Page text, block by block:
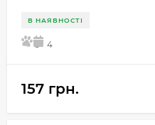
В НАЯВНОСТІ
5 4
157 грн.